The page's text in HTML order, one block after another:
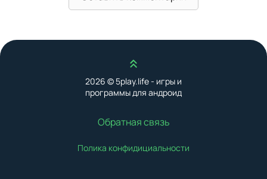
Наверх
2026 © 5play.life - игры и
программы для андроид
Обратная связь
Полика конфидициальности